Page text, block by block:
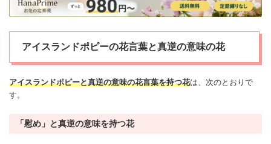
アイスランドポピーの花言葉と真逆の意味の花
アイスランドポピーと真逆の意味の花言葉を持つ花は、次のとおりで
す。
「慰め」と真逆の意味を持つ花